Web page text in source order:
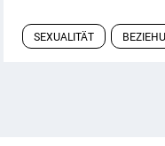
SEXUALITÄT